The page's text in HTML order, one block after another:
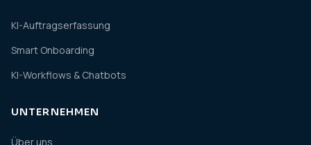
KI-Auftragserfassung
Smart Onboarding
KI-Workflows & Chatbots
UNTERNEHMEN
Über uns